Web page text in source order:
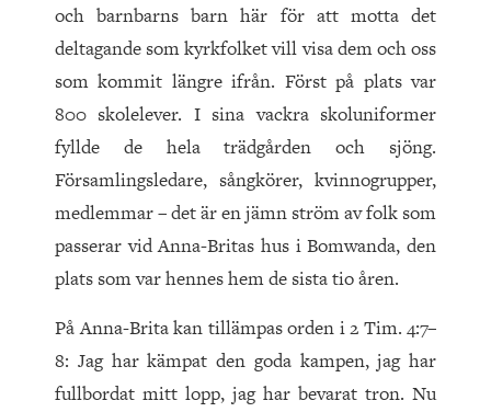
och barnbarns barn här för att motta det
deltagande som kyrkfolket vill visa dem och oss
som kommit längre ifrån. Först på plats var
800 skolelever. I sina vackra skoluniformer
fyllde de hela trädgården och sjöng.
Församlingsledare, sångkörer, kvinnogrupper,
medlemmar – det är en jämn ström av folk som
passerar vid Anna-Britas hus i Bomwanda, den
plats som var hennes hem de sista tio åren.
På Anna-Brita kan tillämpas orden i 2 Tim. 4:7–
8: Jag har kämpat den goda kampen, jag har
fullbordat mitt lopp, jag har bevarat tron. Nu